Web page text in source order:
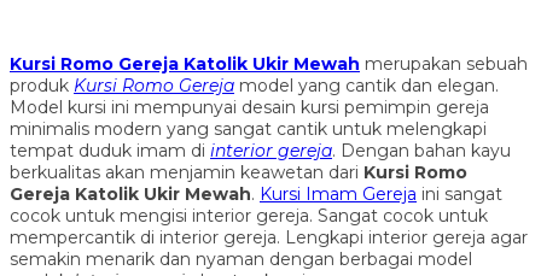
Kursi Romo Gereja Katolik Ukir Mewah merupakan sebuah
produk Kursi Romo Gereja model yang cantik dan elegan.
Model kursi ini mempunyai desain kursi pemimpin gereja
minimalis modern yang sangat cantik untuk melengkapi
tempat duduk imam di interior gereja. Dengan bahan kayu
berkualitas akan menjamin keawetan dari Kursi Romo
Gereja Katolik Ukir Mewah. Kursi Imam Gereja ini sangat
cocok untuk mengisi interior gereja. Sangat cocok untuk
mempercantik di interior gereja. Lengkapi interior gereja agar
semakin menarik dan nyaman dengan berbagai model